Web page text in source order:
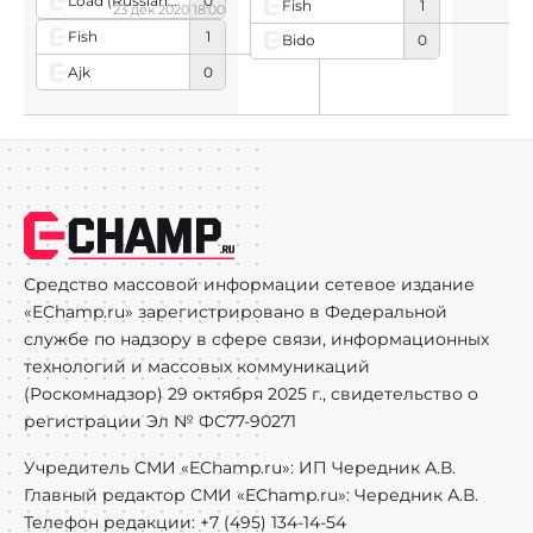
Fish
1
Ajk
0
23 дек 2020 18:00 Fish
1
Bido
0
Средство массовой информации сетевое издание
«EChamp.ru» зарегистрировано в Федеральной
службе по надзору в сфере связи, информационных
технологий и массовых коммуникаций
(Роскомнадзор) 29 октября 2025 г., свидетельство о
регистрации Эл № ФС77-90271
Учредитель СМИ «EChamp.ru»: ИП Чередник А.В.
Главный редактор СМИ «EChamp.ru»: Чередник А.В.
Телефон редакции: +7 (495) 134-14-54